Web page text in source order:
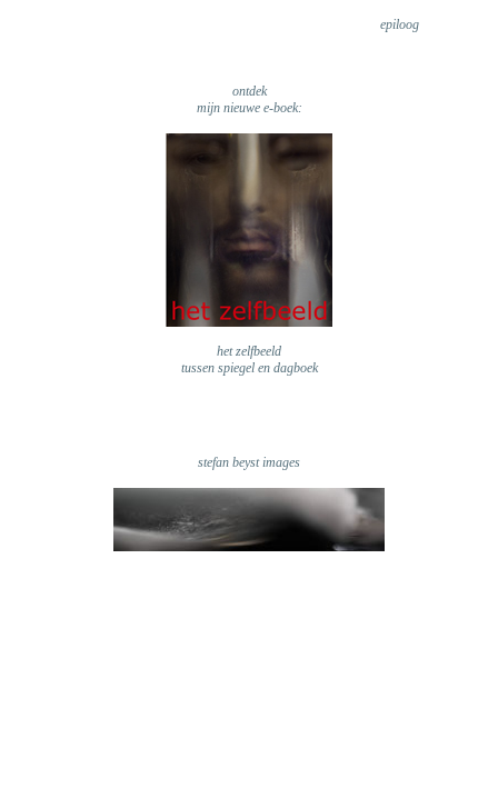
epiloog
ontdek
mijn nieuwe e-boek:
het zelfbeeld
tussen spiegel en dagboek
stefan beyst images